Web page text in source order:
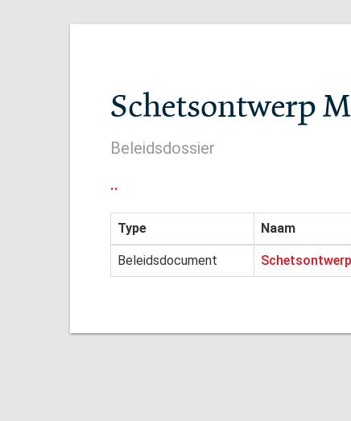
Schetsontwerp
Beleidsdossier
..
Type Naam
Beleidsdocument